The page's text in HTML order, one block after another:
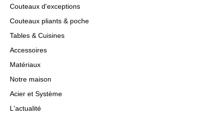
Couteaux d'exceptions
Couteaux pliants & poche
Tables & Cuisines
Accessoires
Matériaux
Notre maison
Acier et Système
L'actualité